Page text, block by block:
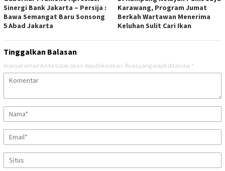
Sinergi Bank Jakarta – Persija :
Bawa Semangat Baru Sonsong
5 Abad Jakarta
Karawang, Program Jumat
Berkah Wartawan Menerima
Keluhan Sulit Cari Ikan
Tinggalkan Balasan
Alamat email Anda tidak akan dipublikasikan. Ruas yang wajib ditandai *